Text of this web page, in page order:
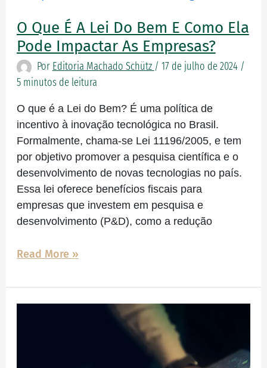
O Que É A Lei Do Bem E Como Ela
Pode Impactar As Empresas?
Por Editoria Machado Schütz / 17 de julho de 2024 /
5 minutos de leitura
O que é a Lei do Bem? É uma política de
incentivo à inovação tecnológica no Brasil.
Formalmente, chama-se Lei 11196/2005, e tem
por objetivo promover a pesquisa científica e o
desenvolvimento de novas tecnologias no país.
Essa lei oferece benefícios fiscais para
empresas que investem em pesquisa e
desenvolvimento (P&D), como a redução
é
a
Lei
do
Bem
e
como
ela
pode
impactar
as
empresas?
Read More »